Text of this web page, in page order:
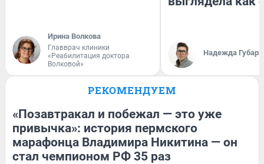
Ирина Волкова
Главврач клиники
«Реабилитация доктора
Волковой»
Надежда Губарь
РЕКОМЕНДУЕМ
«Позавтракал и побежал — это уже
привычка»: история пермского
марафонца Владимира Никитина — он
стал чемпионом РФ 35 раз